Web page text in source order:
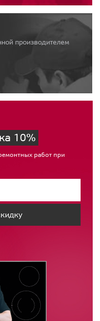
производителем
10%
работ при